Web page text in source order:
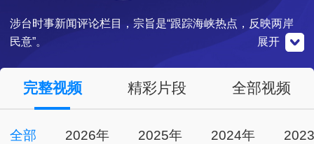
涉台时事新闻评论栏目，宗旨是“跟踪海峡热点，反映两岸
民意”。
央视影音
点击下载
展开
完整视频 精彩片段 全部视频
全部 2026年 2025年 2024年